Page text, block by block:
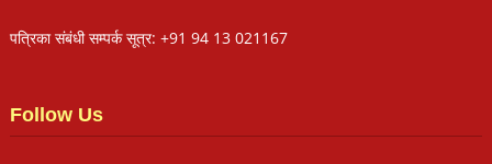
पत्रिका संबंधी सम्पर्क सूत्र: +91 94 13 021167
Follow Us